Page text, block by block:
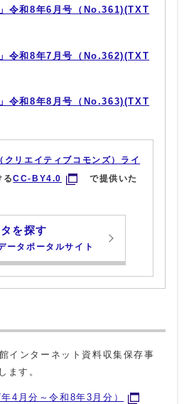
」令和8年6月号（No.361)(TXT
」令和8年7月号（No.362)(TXT
」令和8年8月号（No.363)(TXT
クリエイティブコモンズ）ライ
るCC-BY4.0
で提供いた
を探す
ータポータルサイト
インターネット資料収集保存事
ます。
4月分～令和8年3月分）